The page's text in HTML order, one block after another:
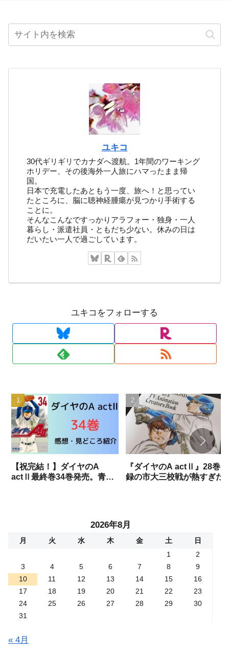
ユキコ
30代ギリギリでカナダへ渡航。1年間のワーキング
ホリデー、その後海外一人旅にハマったまま帰
国。
日本で充電したあともう一度、旅へ！と思ってい
たところに、脳に聴神経腫瘍が見つかり手術する
ことに。
そんなこんなですっかりアラフォー・独身・一人
暮らし・派遣社員・ともだち少ない。休みの日は
だいたい一人で過ごしています。
ユキコをフォローする
【祝完結！】ダイヤのA
actⅡ最終巻34巻発売。青道
『ダイヤのA actⅡ』28巻収
録の市大三校戦が熱すぎた
2026年8月
月 火 水 木 金 土
日
1
2
3
4 5 6 7 8
9
10
11 12 13 14 15
16
17
18 19 20 21 22
23
24
25 26 27 28 29
30
31
« 4月